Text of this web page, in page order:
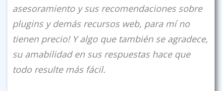
asesoramiento y sus recomendaciones sobre
plugins y demás recursos web, para mí no
tienen precio! Y algo que también se agradece,
su amabilidad en sus respuestas hace que
todo resulte más fácil.